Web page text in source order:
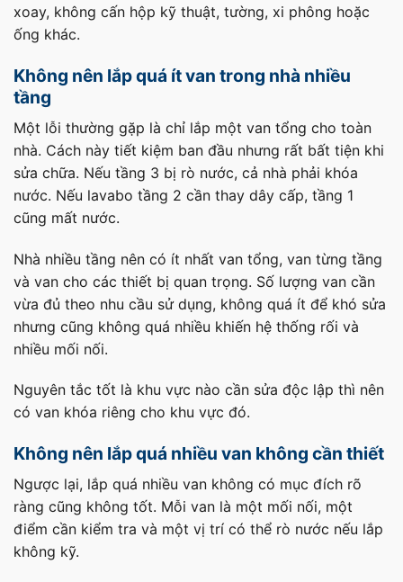
xoay, không cấn hộp kỹ thuật, tường, xi phông hoặc
ống khác.
Không nên lắp quá ít van trong nhà nhiều
tầng
Một lỗi thường gặp là chỉ lắp một van tổng cho toàn
nhà. Cách này tiết kiệm ban đầu nhưng rất bất tiện khi
sửa chữa. Nếu tầng 3 bị rò nước, cả nhà phải khóa
nước. Nếu lavabo tầng 2 cần thay dây cấp, tầng 1
cũng mất nước.
Nhà nhiều tầng nên có ít nhất van tổng, van từng tầng
và van cho các thiết bị quan trọng. Số lượng van cần
vừa đủ theo nhu cầu sử dụng, không quá ít để khó sửa
nhưng cũng không quá nhiều khiến hệ thống rối và
nhiều mối nối.
Nguyên tắc tốt là khu vực nào cần sửa độc lập thì nên
có van khóa riêng cho khu vực đó.
Không nên lắp quá nhiều van không cần thiết
Ngược lại, lắp quá nhiều van không có mục đích rõ
ràng cũng không tốt. Mỗi van là một mối nối, một
điểm cần kiểm tra và một vị trí có thể rò nước nếu lắp
không kỹ.